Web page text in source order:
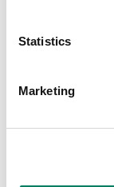
Statistics
Marketing